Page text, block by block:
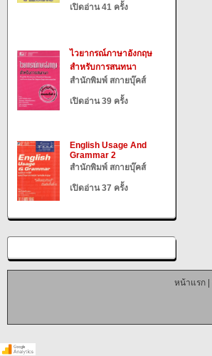
เปิดอ่าน 41 ครั้ง
ไวยากรณ์ภาษาอังกฤษ
สำหรับการสนทนา
สำนักพิมพ์ สกายบุ๊คส์
เปิดอ่าน 39 ครั้ง
English Usage And
Grammar 2
สำนักพิมพ์ สกายบุ๊คส์
เปิดอ่าน 37 ครั้ง
หน้าแรก|